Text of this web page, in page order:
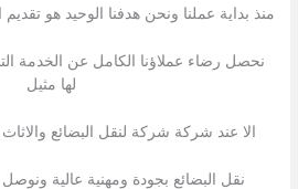
منذ بداية عملنا ونحن هدفنا الوحيد هو
نحصل رضاء عملاؤنا الكامل عن الخدمة
لها مثيل
الا عند شركة شركة لنقل البضائع
نقل البضائع بجودة ومهنية عالية